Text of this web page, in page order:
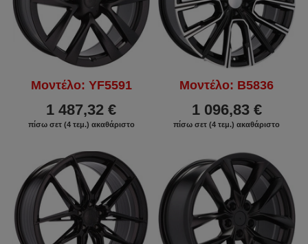
Μοντέλο: YF5591
1 487,32 €
πίσω σετ (4 τεμ.) ακαθάριστο
Μοντέλο: B5836
1 096,83 €
πίσω σετ (4 τεμ.) ακαθάριστο